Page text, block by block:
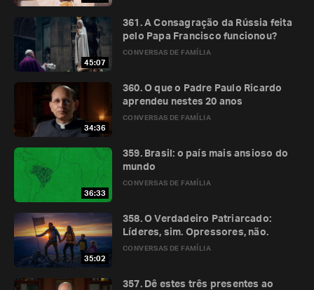
45:07
CONVERSAS DE FAMÍLIA
361. A Consagração da Rússia feita
pelo Papa Francisco funcionou?
34:36
CONVERSAS DE FAMÍLIA
360. O que o Padre Paulo Ricardo
aprendeu nestes 20 anos
36:33
CONVERSAS DE FAMÍLIA
359. Brasil: o país mais ansioso do
mundo
35:02
CONVERSAS DE FAMÍLIA
358. O Verdadeiro Patriarcado:
Líderes, sim. Opressores, não.
357. Dê estes três presentes ao